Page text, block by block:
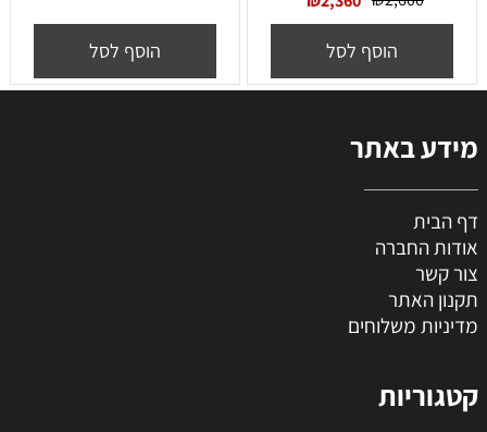
הוסף לסל הוסף לסל
מידע באתר
דף הבית
אודות החברה
צור קשר
תקנון האתר
מדיניות משלוחים
קטגוריות